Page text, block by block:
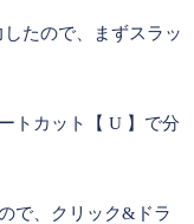
たので、まずスラッ
トカット【 U 】で分
で、クリック&ドラ